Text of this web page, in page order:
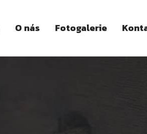
O nás Fotogalerie